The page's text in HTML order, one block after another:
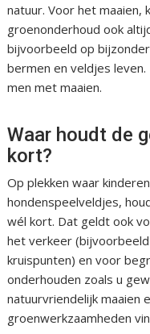
natuur. Voor het maaien,
groenonderhoud ook
bijvoorbeeld op
bermen en veldjes
men met maaien.
Waar houdt de
kort?
Op plekken waar
hondenspeelveldjes,
wél kort. Dat geldt ook
het verkeer
kruispunten) en voor
onderhouden zoals u
natuurvriendelijk maaien
groenwerkzaamheden